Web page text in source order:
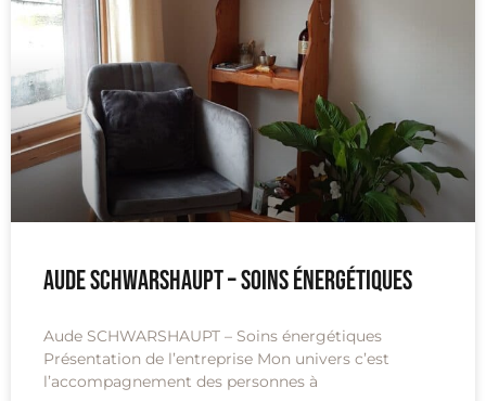
Aude SCHWARSHAUPT – Soins énergétiques
Aude SCHWARSHAUPT – Soins énergétiques
Présentation de l’entreprise Mon univers c’est
l’accompagnement des personnes à